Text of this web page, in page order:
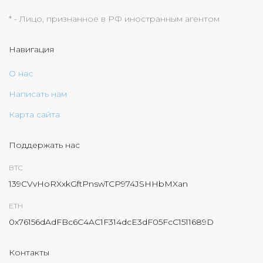
* - Лицо, признанное в РФ иностранным агентом
Навигация
О нас
Написать нам
Карта сайта
Поддержать нас
BTC
139CVvHoRXxkGftPnswTCP974JSHHbMXan
ETH
0x76156dAdFBc6C4AC1F314dcE3dF05FcC1511689D
Контакты